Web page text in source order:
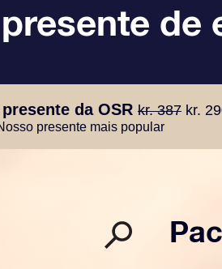
de
da OSR kr. 387 kr.
presente mais popular